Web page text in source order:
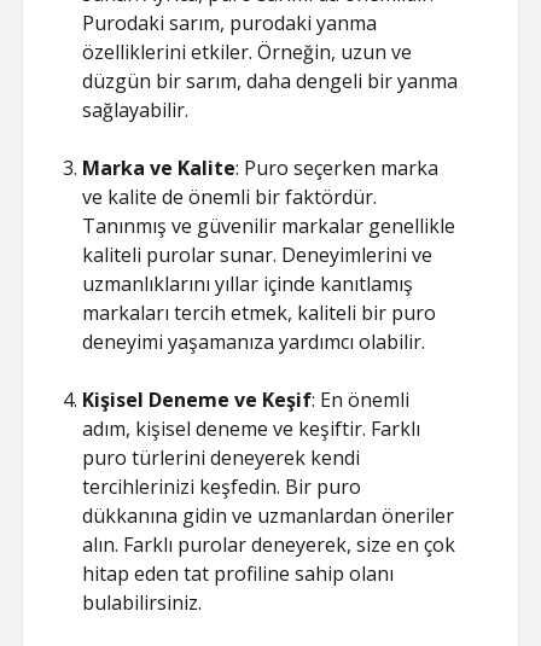
Purodaki sarım, purodaki yanma
özelliklerini etkiler. Örneğin, uzun ve
düzgün bir sarım, daha dengeli bir yanma
sağlayabilir.
Marka ve Kalite: Puro seçerken marka
ve kalite de önemli bir faktördür.
Tanınmış ve güvenilir markalar genellikle
kaliteli purolar sunar. Deneyimlerini ve
uzmanlıklarını yıllar içinde kanıtlamış
markaları tercih etmek, kaliteli bir puro
deneyimi yaşamanıza yardımcı olabilir.
Kişisel Deneme ve Keşif: En önemli
adım, kişisel deneme ve keşiftir. Farklı
puro türlerini deneyerek kendi
tercihlerinizi keşfedin. Bir puro
dükkanına gidin ve uzmanlardan öneriler
alın. Farklı purolar deneyerek, size en çok
hitap eden tat profiline sahip olanı
bulabilirsiniz.